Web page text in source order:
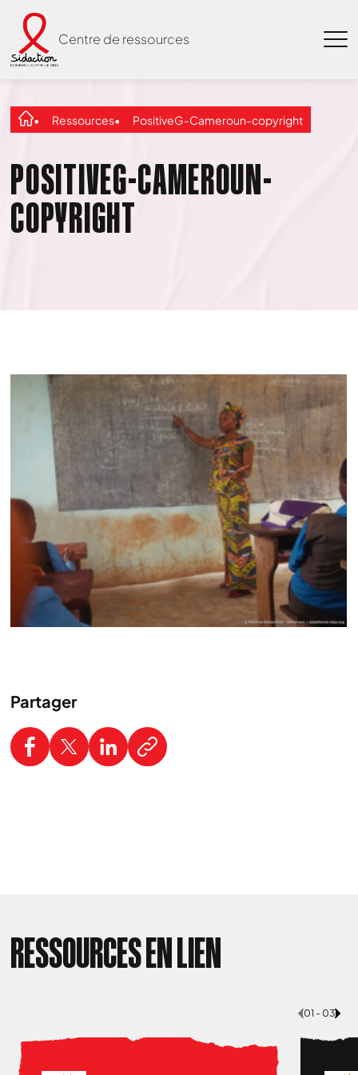
Centre de ressources
Ressources PositiveG-Cameroun-copyright
POSITIVEG-CAMEROUN-
COPYRIGHT
Partager
RESSOURCES EN LIEN
01 - 03